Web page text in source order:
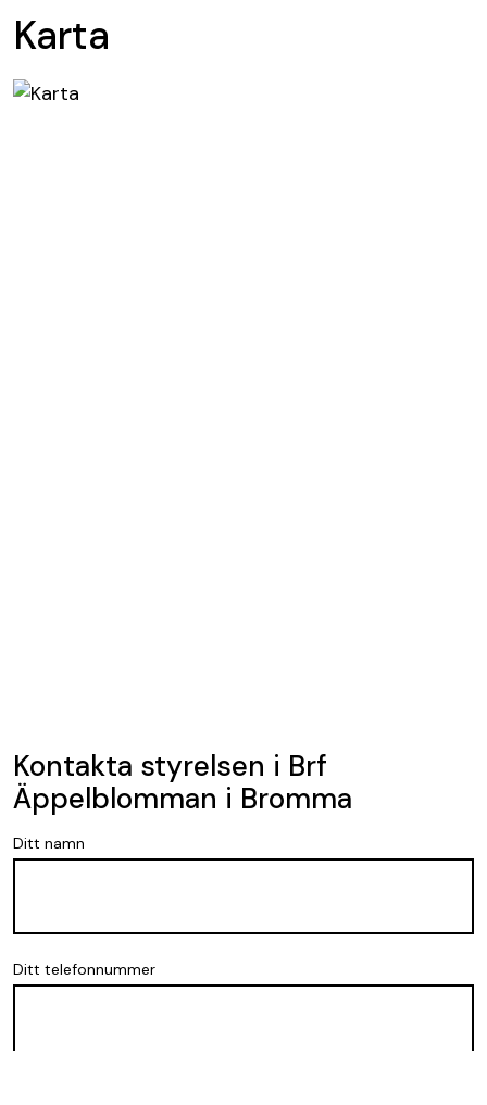
Karta
Kontakta styrelsen i Brf
Äppelblomman i Bromma
Ditt namn
Ditt telefonnummer